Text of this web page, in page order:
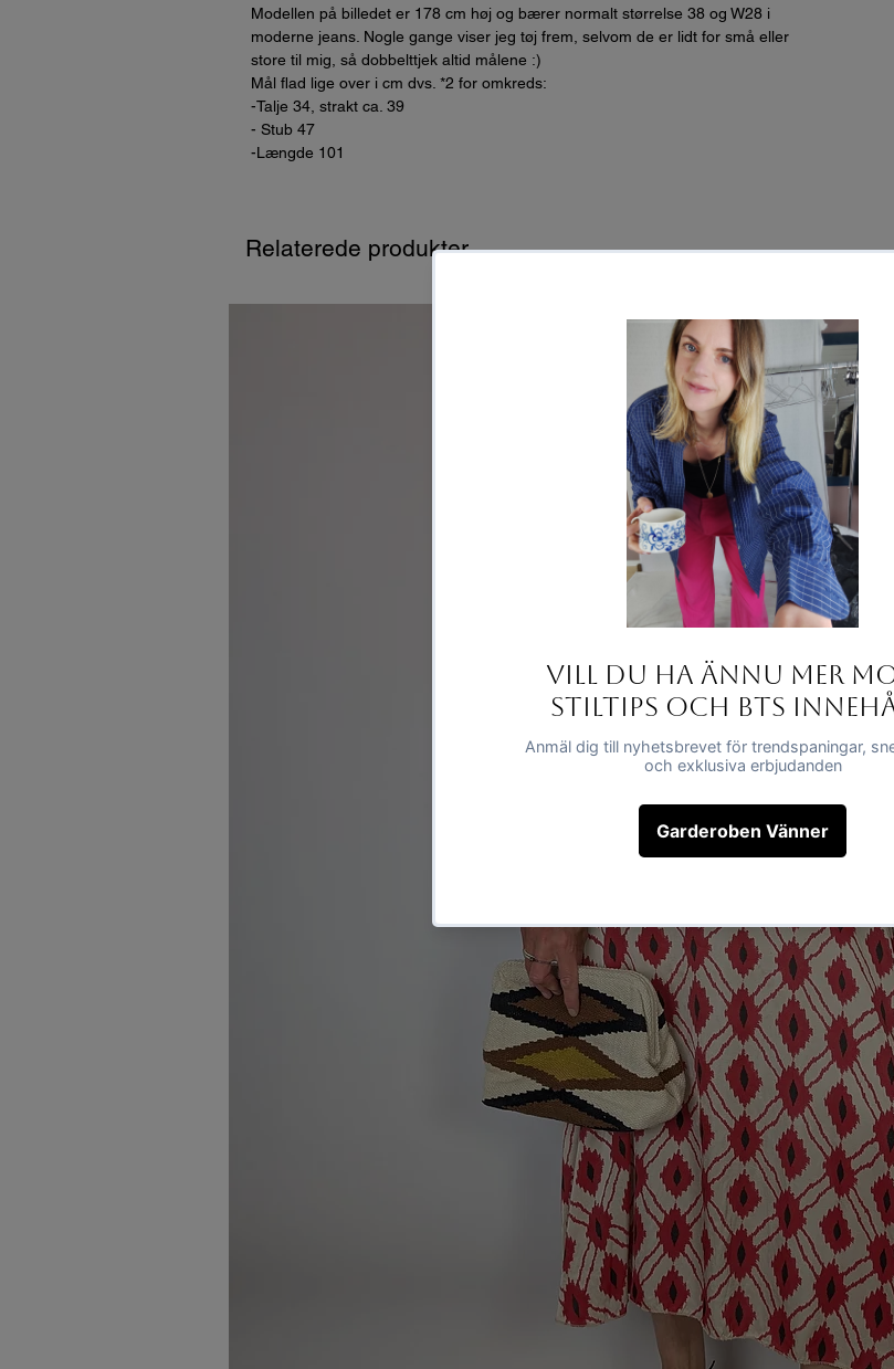
Modellen på billedet er 178 cm høj og bærer normalt størrelse 38 og W28 i
moderne jeans. Nogle gange viser jeg tøj frem, selvom de er lidt for små eller
store til mig, så dobbelttjek altid målene :)
Mål flad lige over i cm dvs. *2 for omkreds:
-Talje 34, strakt ca. 39
- Stub 47
-Længde 101
Relaterede produkter